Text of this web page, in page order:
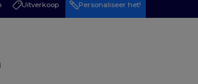
Uitverkoop Personaliseer het!